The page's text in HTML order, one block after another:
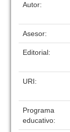
Autor:
Asesor:
Editorial:
URI:
Programa
educativo: